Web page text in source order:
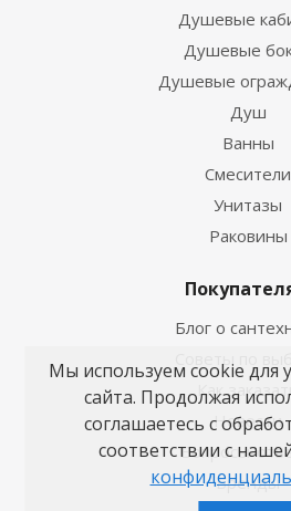
Душевые
Душевые
Душевые
Душ
Ванны
Смесители
Унитазы
Раковины
Блог о
Советы по
Как
Новости
Вопросы-
Бренды
Мы используем cookie для
сайта. Продолжая
соглашаетесь с
соответствии с